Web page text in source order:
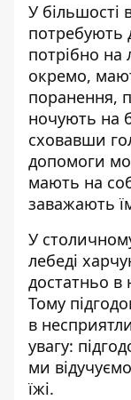
У більшості
потребують
потрібно на
окремо,
поранення,
ночують на
сховавши
допомоги
мають на
заважають
У
лебеді
достатньо
Тому
в
увагу:
ми
їжі.